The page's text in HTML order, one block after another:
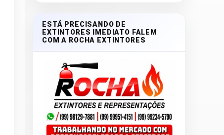
ESTÁ PRECISANDO DE
EXTINTORES IMEDIATO FALEM
COM A ROCHA EXTINTORES